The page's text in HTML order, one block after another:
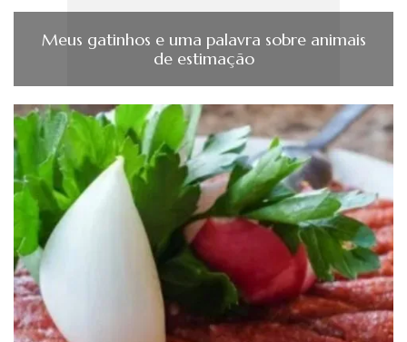
Meus gatinhos e uma palavra sobre animais
de estimação